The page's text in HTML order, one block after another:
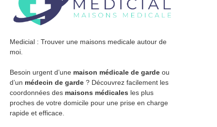
Medicial : Trouver une maisons medicale autour de
moi.
Besoin urgent d’une maison médicale de garde ou
d’un médecin de garde ? Découvrez facilement les
coordonnées des maisons médicales les plus
proches de votre domicile pour une prise en charge
rapide et efficace.